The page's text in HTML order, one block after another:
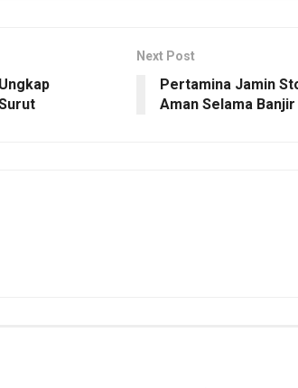
Next Post
Pertamina Jamin
Aman Selama Banjir